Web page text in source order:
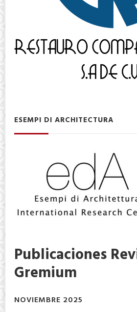
ESEMPI DI ARCHITECTURA
Publicaciones
Gremium
NOVIEMBRE 2025